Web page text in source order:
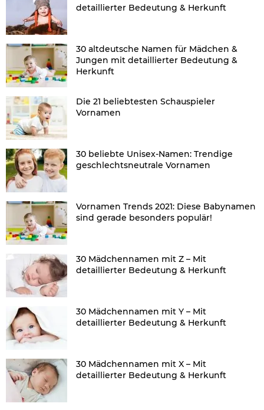
detaillierter Bedeutung & Herkunft
30 altdeutsche Namen für Mädchen &
Jungen mit detaillierter Bedeutung &
Herkunft
Die 21 beliebtesten Schauspieler
Vornamen
30 beliebte Unisex-Namen: Trendige
geschlechtsneutrale Vornamen
Vornamen Trends 2021: Diese Babynamen
sind gerade besonders populär!
30 Mädchennamen mit Z – Mit
detaillierter Bedeutung & Herkunft
30 Mädchennamen mit Y – Mit
detaillierter Bedeutung & Herkunft
30 Mädchennamen mit X – Mit
detaillierter Bedeutung & Herkunft